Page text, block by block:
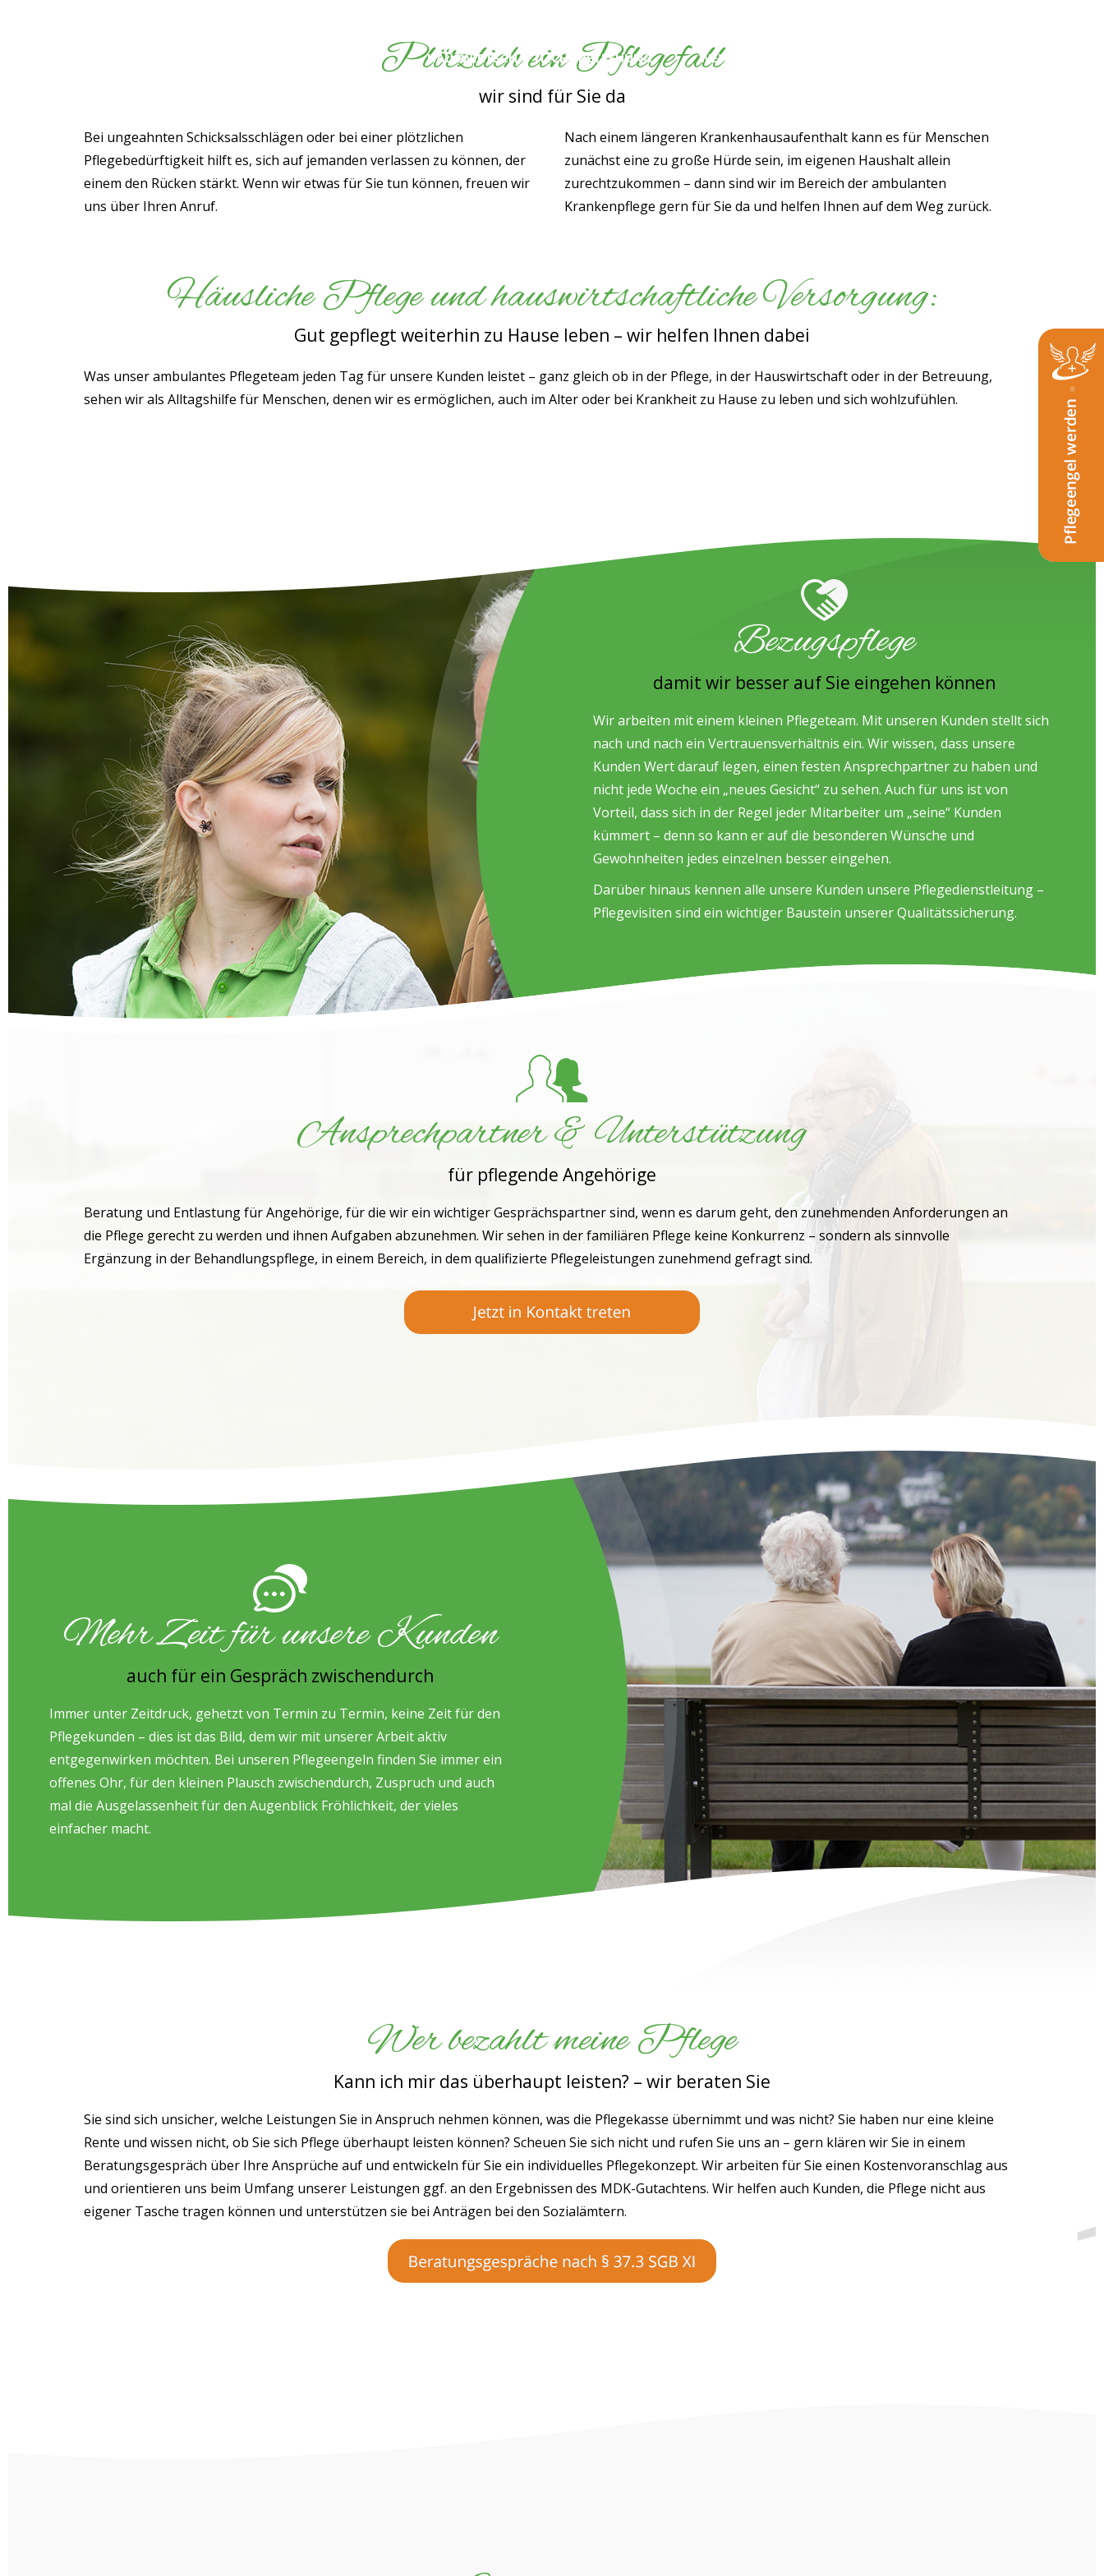
HAUSWIRTSCHAFTLICHE BETREUUNG WEITERE SERVICELEISTUNGEN
Plötzlich ein Pflegefall
wir sind für Sie da
Bei ungeahnten Schicksalsschlägen oder bei einer plötzlichen
Pflegebedürftigkeit hilft es, sich auf jemanden verlassen zu können, der
einem den Rücken stärkt. Wenn wir etwas für Sie tun können, freuen wir
uns über Ihren Anruf.
Nach einem längeren Krankenhausaufenthalt kann es für Menschen
zunächst eine zu große Hürde sein, im eigenen Haushalt allein
zurechtzukommen – dann sind wir im Bereich der ambulanten
Krankenpflege gern für Sie da und helfen Ihnen auf dem Weg zurück.
Häusliche Pflege und hauswirtschaftliche Versorgung:
Gut gepflegt weiterhin zu Hause leben – wir helfen Ihnen dabei
Was unser ambulantes Pflegeteam jeden Tag für unsere Kunden leistet – ganz gleich ob in der Pflege, in der Hauswirtschaft oder in der Betreuung,
sehen wir als Alltagshilfe für Menschen, denen wir es ermöglichen, auch im Alter oder bei Krankheit zu Hause zu leben und sich wohlzufühlen.
Bezugspflege
damit wir besser auf Sie eingehen können
Wir arbeiten mit einem kleinen Pflegeteam. Mit unseren Kunden stellt sich
nach und nach ein Vertrauensverhältnis ein. Wir wissen, dass unsere
Kunden Wert darauf legen, einen festen Ansprechpartner zu haben und
nicht jede Woche ein „neues Gesicht“ zu sehen. Auch für uns ist von
Vorteil, dass sich in der Regel jeder Mitarbeiter um „seine“ Kunden
kümmert – denn so kann er auf die besonderen Wünsche und
Gewohnheiten jedes einzelnen besser eingehen.
Darüber hinaus kennen alle unsere Kunden unsere Pflegedienstleitung –
Pflegevisiten sind ein wichtiger Baustein unserer Qualitätssicherung.
Ansprechpartner & Unterstützung
für pflegende Angehörige
Beratung und Entlastung für Angehörige, für die wir ein wichtiger Gesprächspartner sind, wenn es darum geht, den zunehmenden Anforderungen an
die Pflege gerecht zu werden und ihnen Aufgaben abzunehmen. Wir sehen in der familiären Pflege keine Konkurrenz – sondern als sinnvolle
Ergänzung in der Behandlungspflege, in einem Bereich, in dem qualifizierte Pflegeleistungen zunehmend gefragt sind.
Mehr Zeit für unsere Kunden
auch für ein Gespräch zwischendurch
Immer unter Zeitdruck, gehetzt von Termin zu Termin, keine Zeit für den
Pflegekunden – dies ist das Bild, dem wir mit unserer Arbeit aktiv
entgegenwirken möchten. Bei unseren Pflegeengeln finden Sie immer ein
offenes Ohr, für den kleinen Plausch zwischendurch, Zuspruch und auch
mal die Ausgelassenheit für den Augenblick Fröhlichkeit, der vieles
einfacher macht.
Wer bezahlt meine Pflege
Kann ich mir das überhaupt leisten? – wir beraten Sie
Sie sind sich unsicher, welche Leistungen Sie in Anspruch nehmen können, was die Pflegekasse übernimmt und was nicht? Sie haben nur eine kleine
Rente und wissen nicht, ob Sie sich Pflege überhaupt leisten können? Scheuen Sie sich nicht und rufen Sie uns an – gern klären wir Sie in einem
Beratungsgespräch über Ihre Ansprüche auf und entwickeln für Sie ein individuelles Pflegekonzept. Wir arbeiten für Sie einen Kostenvoranschlag aus
und orientieren uns beim Umfang unserer Leistungen ggf. an den Ergebnissen des MDK-Gutachtens. Wir helfen auch Kunden, die Pflege nicht aus
eigener Tasche tragen können und unterstützen sie bei Anträgen bei den Sozialämtern.